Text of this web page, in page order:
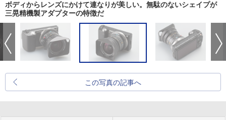
ボディからレンズにかけて連なりが美しい。無駄のないシェイプが
三晃精機製アダプターの特徴だ
この写真の記事へ